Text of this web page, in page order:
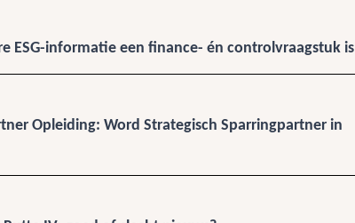
ESG-informatie een finance- én controlvraagstuk is
Opleiding: Word Strategisch Sparringpartner in